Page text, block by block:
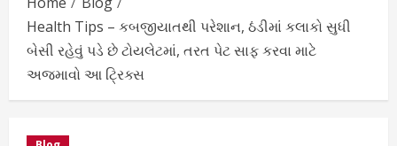
Health Tips – કબજીયાતથી પરેશાન, ઠંડીમાં કલાકો સુધી
બેસી રહેવું પડે છે ટોયલેટમાં, તરત પેટ સાફ કરવા માટે
અજમાવો આ ટ્રિક્સ